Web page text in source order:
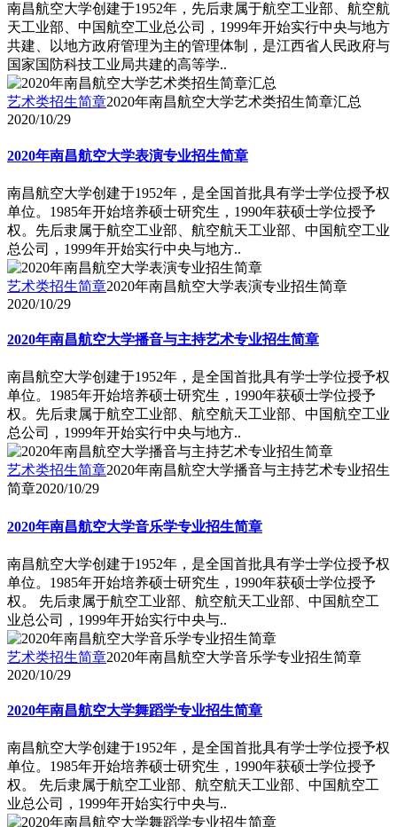
南昌航空大学创建于1952年，先后隶属于航空工业部、航空航
天工业部、中国航空工业总公司，1999年开始实行中央与地方
共建、以地方政府管理为主的管理体制，是江西省人民政府与
国家国防科技工业局共建的高等学..
艺术类招生简章2020年南昌航空大学艺术类招生简章汇总
2020/10/29
2020年南昌航空大学表演专业招生简章
南昌航空大学创建于1952年，是全国首批具有学士学位授予权
单位。1985年开始培养硕士研究生，1990年获硕士学位授予
权。先后隶属于航空工业部、航空航天工业部、中国航空工业
总公司，1999年开始实行中央与地方..
艺术类招生简章2020年南昌航空大学表演专业招生简章
2020/10/29
2020年南昌航空大学播音与主持艺术专业招生简章
南昌航空大学创建于1952年，是全国首批具有学士学位授予权
单位。1985年开始培养硕士研究生，1990年获硕士学位授予
权。先后隶属于航空工业部、航空航天工业部、中国航空工业
总公司，1999年开始实行中央与地方..
艺术类招生简章2020年南昌航空大学播音与主持艺术专业招生
简章2020/10/29
2020年南昌航空大学音乐学专业招生简章
南昌航空大学创建于1952年，是全国首批具有学士学位授予权
单位。1985年开始培养硕士研究生，1990年获硕士学位授予
权。 先后隶属于航空工业部、航空航天工业部、中国航空工
业总公司，1999年开始实行中央与..
艺术类招生简章2020年南昌航空大学音乐学专业招生简章
2020/10/29
2020年南昌航空大学舞蹈学专业招生简章
南昌航空大学创建于1952年，是全国首批具有学士学位授予权
单位。1985年开始培养硕士研究生，1990年获硕士学位授予
权。 先后隶属于航空工业部、航空航天工业部、中国航空工
业总公司，1999年开始实行中央与..